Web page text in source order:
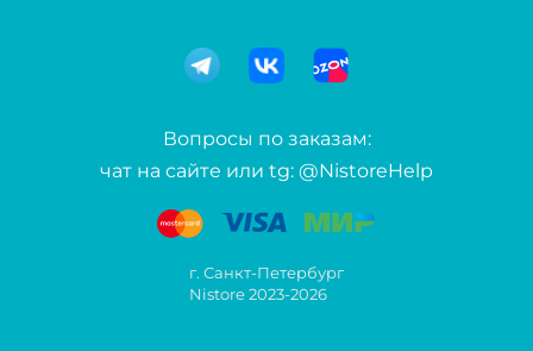
Вопросы по заказам:
чат на сайте или tg: @NistoreHelp
г. Санкт-Петербург
Nistore 2023-2026